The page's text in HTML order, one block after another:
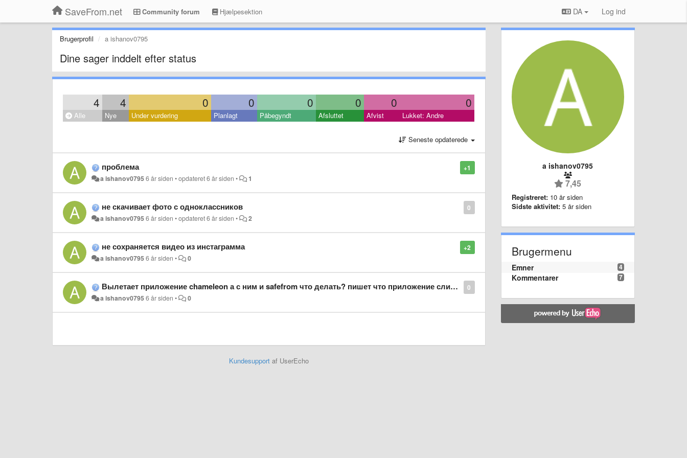
SaveFrom.net Community forum Hjælpesektion DA Log ind
Brugerprofil a ishanov0795
Dine sager inddelt efter status
4 4 0 0 0 0 0 0
Alle Nye Under vurdering Planlagt Påbegyndt Afsluttet Afvist Lukket: Andre
Seneste opdaterede
+1
проблема
a ishanov07956 år siden •opdateret6 år siden • 1
0
не скачивает фото с одноклассников
a ishanov07956 år siden •opdateret6 år siden • 2
+2
не сохраняется видео из инстаграмма
a ishanov07956 år siden • 0
0
Вылетает приложение chameleon а с ним и safefrom что делать? пишет что приложение слишком часто перезагружалось
a ishanov07956 år siden • 0
Kundesupportaf UserEcho
a ishanov0795
7,45
Registreret: 10 år siden
Sidste aktivitet: 5 år siden
Brugermenu
4
Emner
7
Kommentarer